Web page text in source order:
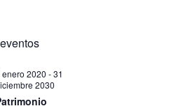
enero 2020 -31
2030